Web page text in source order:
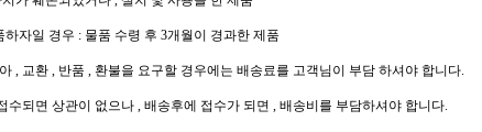
자일 경우 : 물품 수령 후 3개월이 경과한 제품
, 교환 , 반품 , 환불을 요구할 경우에는 배송료를 고객님이 부담 하셔야 합니다.
수되면 상관이 없으나 , 배송후에 접수가 되면 , 배송비를 부담하셔야 합니다.